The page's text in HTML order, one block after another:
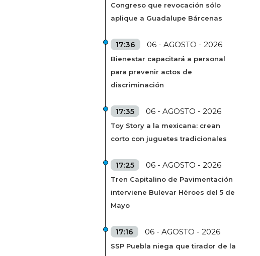
Congreso que revocación sólo
aplique a Guadalupe Bárcenas
17:36 06 - AGOSTO - 2026
Bienestar capacitará a personal
para prevenir actos de
discriminación
17:35 06 - AGOSTO - 2026
Toy Story a la mexicana: crean
corto con juguetes tradicionales
17:25 06 - AGOSTO - 2026
Tren Capitalino de Pavimentación
interviene Bulevar Héroes del 5 de
Mayo
17:16 06 - AGOSTO - 2026
SSP Puebla niega que tirador de la